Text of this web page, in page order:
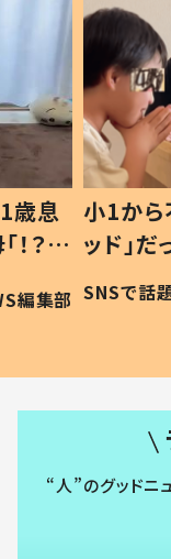
歳息
？」
編集部
小1から
ッド」
作り続
#令和の
SNSで話
“人”のグッドニ